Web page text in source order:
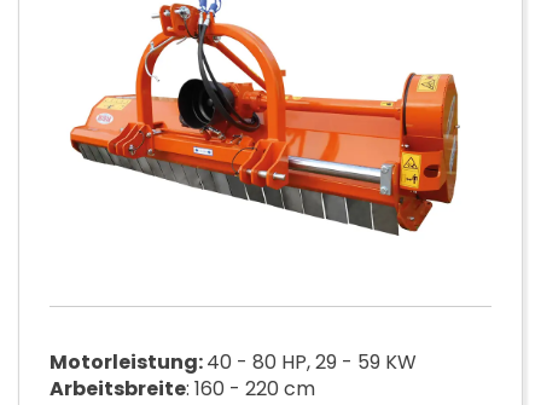
Motorleistung:40 - 80 HP, 29 - 59 KW
Arbeitsbreite: 160 - 220 cm